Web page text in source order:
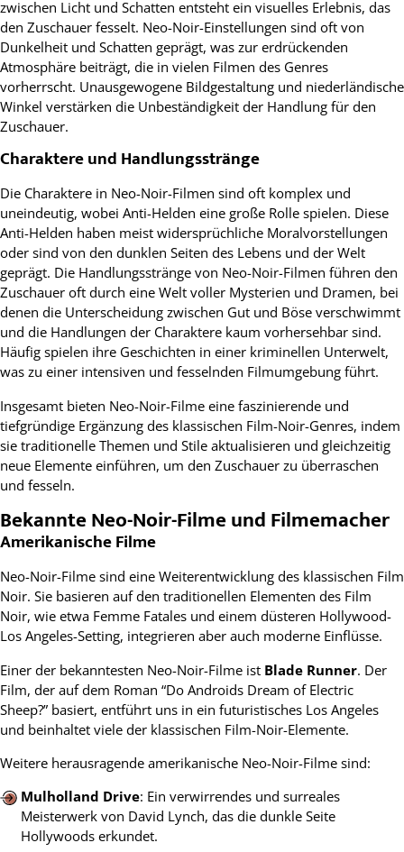
zwischen Licht und Schatten entsteht ein visuelles Erlebnis, das
den Zuschauer fesselt. Neo-Noir-Einstellungen sind oft von
Dunkelheit und Schatten geprägt, was zur erdrückenden
Atmosphäre beiträgt, die in vielen Filmen des Genres
vorherrscht. Unausgewogene Bildgestaltung und niederländische
Winkel verstärken die Unbeständigkeit der Handlung für den
Zuschauer.
Charaktere und Handlungsstränge
Die Charaktere in Neo-Noir-Filmen sind oft komplex und
uneindeutig, wobei Anti-Helden eine große Rolle spielen. Diese
Anti-Helden haben meist widersprüchliche Moralvorstellungen
oder sind von den dunklen Seiten des Lebens und der Welt
geprägt. Die Handlungsstränge von Neo-Noir-Filmen führen den
Zuschauer oft durch eine Welt voller Mysterien und Dramen, bei
denen die Unterscheidung zwischen Gut und Böse verschwimmt
und die Handlungen der Charaktere kaum vorhersehbar sind.
Häufig spielen ihre Geschichten in einer kriminellen Unterwelt,
was zu einer intensiven und fesselnden Filmumgebung führt.
Insgesamt bieten Neo-Noir-Filme eine faszinierende und
tiefgründige Ergänzung des klassischen Film-Noir-Genres, indem
sie traditionelle Themen und Stile aktualisieren und gleichzeitig
neue Elemente einführen, um den Zuschauer zu überraschen
und fesseln.
Bekannte Neo-Noir-Filme und Filmemacher
Amerikanische Filme
Neo-Noir-Filme sind eine Weiterentwicklung des klassischen Film
Noir. Sie basieren auf den traditionellen Elementen des Film
Noir, wie etwa Femme Fatales und einem düsteren Hollywood-
Los Angeles-Setting, integrieren aber auch moderne Einflüsse.
Einer der bekanntesten Neo-Noir-Filme ist Blade Runner. Der
Film, der auf dem Roman “Do Androids Dream of Electric
Sheep?” basiert, entführt uns in ein futuristisches Los Angeles
und beinhaltet viele der klassischen Film-Noir-Elemente.
Weitere herausragende amerikanische Neo-Noir-Filme sind:
Mulholland Drive: Ein verwirrendes und surreales
Meisterwerk von David Lynch, das die dunkle Seite
Hollywoods erkundet.